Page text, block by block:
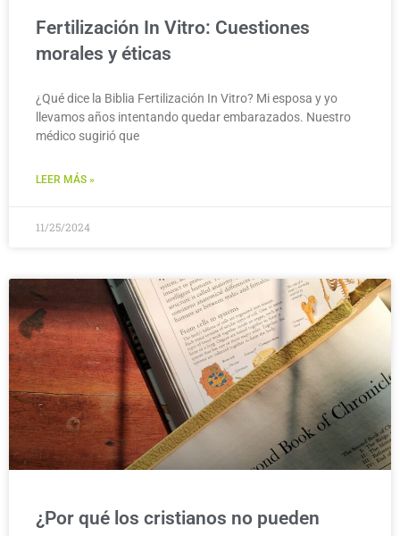
Fertilización In Vitro: Cuestiones
morales y éticas
¿Qué dice la Biblia Fertilización In Vitro? Mi esposa y yo
llevamos años intentando quedar embarazados. Nuestro
médico sugirió que
LEER MÁS »
11/25/2024
¿Por qué los cristianos no pueden